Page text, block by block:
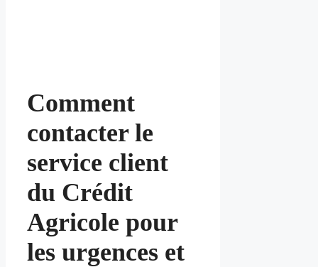
Comment
contacter le
service client
du Crédit
Agricole pour
les urgences et